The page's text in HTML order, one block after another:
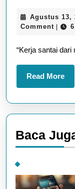
Agustus 13,
Comment |
“Kerja santai dari
Read More
Baca